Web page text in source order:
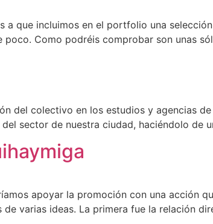
que incluimos en el portfolio una
Como podréis comprobar son unas
del colectivo en los estudios y agencias
sector de nuestra ciudad, haciéndolo de
apoyar la promoción con una acción
varias ideas. La primera fue la relación